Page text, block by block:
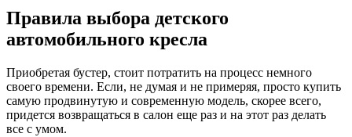
Правила выбора детского
автомобильного кресла
Приобретая бустер, стоит потратить на процесс немного
своего времени. Если, не думая и не примеряя, просто купить
самую продвинутую и современную модель, скорее всего,
придется возвращаться в салон еще раз и на этот раз делать
все с умом.